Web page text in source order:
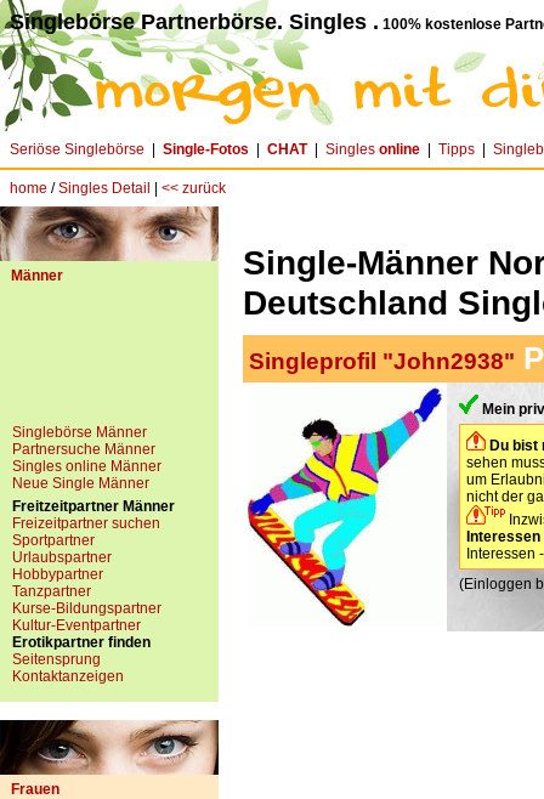
Singlebörse Partnerbörse. Singles . 100% kostenlose
Seriöse Singlebörse Single-Fotos CHAT| Singles online Tipps
home /Singles Detail << zurück
Männer
Singlebörse Männer
Partnersuche Männer
Singles online Männer
Neue Single Männer
Freitzeitpartner Männer
Freizeitpartner suchen
Sportpartner
Urlaubspartner
Hobbypartner
Tanzpartner
Kurse-Bildungspartner
Kultur-Eventpartner
Erotikpartner finden
Seitensprung
Kontaktanzeigen
Frauen
Single-Männer
Deutschland
Singleprofil "John2938"
Mein
Du bist
sehen
um
nicht der
Interessen
Interessen
(Einloggen